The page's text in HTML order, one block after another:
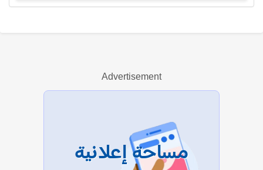
عرض الكل
Advertisement
مساحة إعلانية